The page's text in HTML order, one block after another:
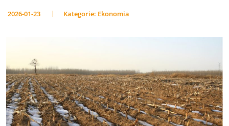
2026-01-23 Kategorie: Ekonomia